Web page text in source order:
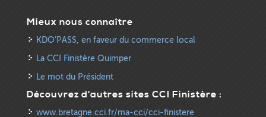
Mieux nous connaître
KDO’PASS, en faveur du commerce local
La CCI Finistère Quimper
Le mot du Président
Découvrez d'autres sites CCI Finistère :
www.bretagne.cci.fr/ma-cci/cci-finistere